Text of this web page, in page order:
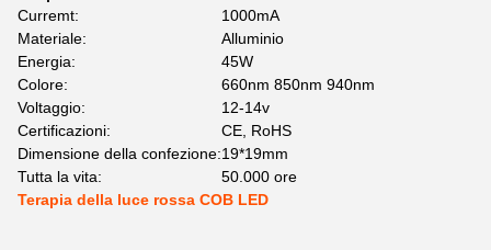
Curremt:
1000mA
Materiale:
Alluminio
Energia:
45W
Colore:
660nm 850nm 940nm
Voltaggio:
12-14v
Certificazioni:
CE, RoHS
Dimensione della confezione:19*19mm
Tutta la vita:
50.000 ore
Terapia della luce rossa COB LED